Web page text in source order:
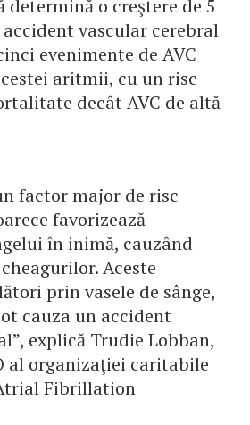
o creştere de 5
vascular cerebral
evenimente de AVC
aritmii, cu un risc
decât AVC de altă
factor major de risc
favorizează
în inimă, cauzând
Aceste
prin vasele de sânge,
cauza un accident
explică Trudie Lobban,
al organizaţiei caritabile
Fibrillation